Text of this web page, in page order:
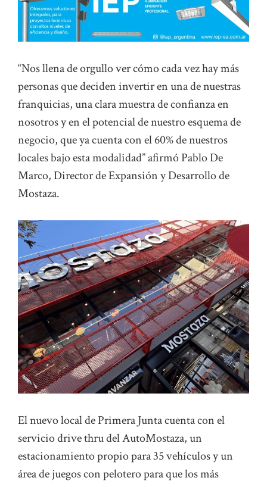
“Nos llena de orgullo ver cómo cada vez hay más
personas que deciden invertir en una de nuestras
franquicias, una clara muestra de confianza en
nosotros y en el potencial de nuestro esquema de
negocio, que ya cuenta con el 60% de nuestros
locales bajo esta modalidad” afirmó Pablo De
Marco, Director de Expansión y Desarrollo de
Mostaza.
El nuevo local de Primera Junta cuenta con el
servicio drive thru del AutoMostaza, un
estacionamiento propio para 35 vehículos y un
área de juegos con pelotero para que los más